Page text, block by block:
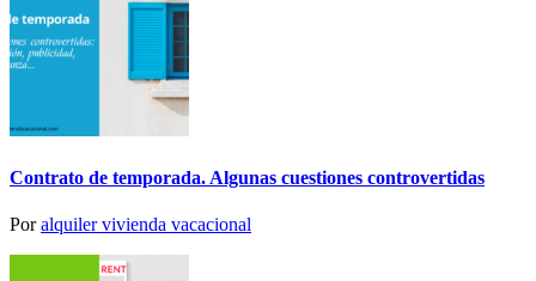
Contrato de temporada. Algunas cuestiones controvertidas
Poralquiler vivienda vacacional